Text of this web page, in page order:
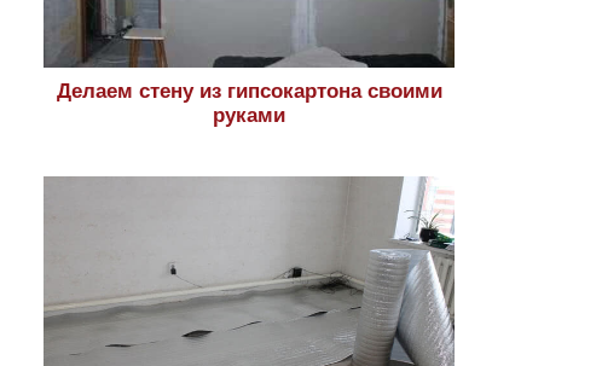
Делаем стену из гипсокартона своими
руками